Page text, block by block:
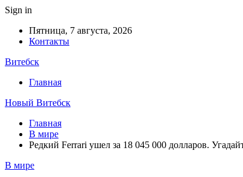
Sign in
Пятница, 7 августа, 2026
Контакты
Витебск
Главная
Новый Витебск
Главная
В мире
Редкий Ferrari ушел за 18 045 000 долларов.
В мире